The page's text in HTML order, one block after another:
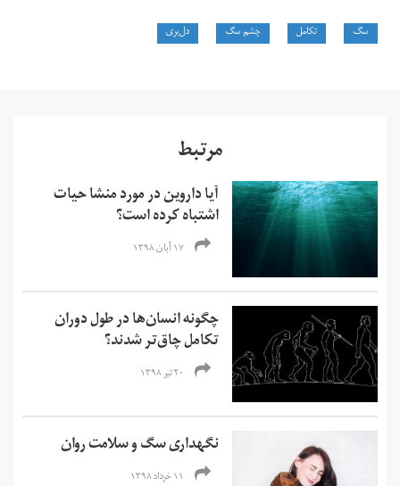
سگ تکامل چشم سگ دل‌بری
مرتبط
آیا داروین در مورد منشا حیات
اشتباه کرده است؟
۱۷ آبان ۱۳۹۸
چگونه انسان‌ها در طول دوران
تکامل چاق‌تر شدند؟
۲۰ تیر ۱۳۹۸
نگهداری سگ و سلامت روان
۱۱ خرداد ۱۳۹۸